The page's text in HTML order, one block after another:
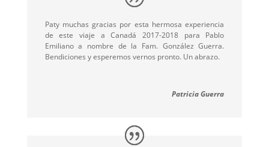
Paty muchas gracias por esta hermosa experiencia
de este viaje a Canadá 2017-2018 para Pablo
Emiliano a nombre de la Fam. González Guerra.
Bendiciones y esperemos vernos pronto. Un abrazo.
Patricia Guerra